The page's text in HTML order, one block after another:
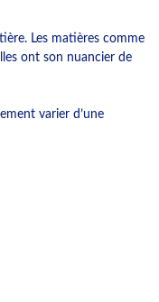
Les matières comme
ont son nuancier de
varier d’une